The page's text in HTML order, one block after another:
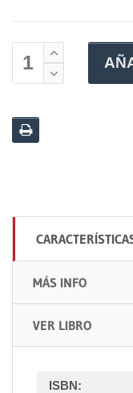
MÁS INFO
VER LIBRO
ISBN: